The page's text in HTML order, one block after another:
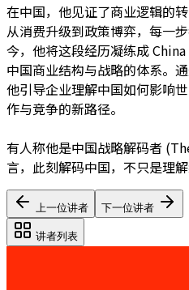
在中国，他见证了商业逻辑的
从消费升级到政策博弈，每一
今，他将这段经历凝练成
中国商业结构与战略的体系。
他引导企业理解中国如何影响
作与竞争的新路径。
有人称他是中国战略解码者
言，此刻解码中国，不只是理
上一位讲者 下一位讲者
讲者列表